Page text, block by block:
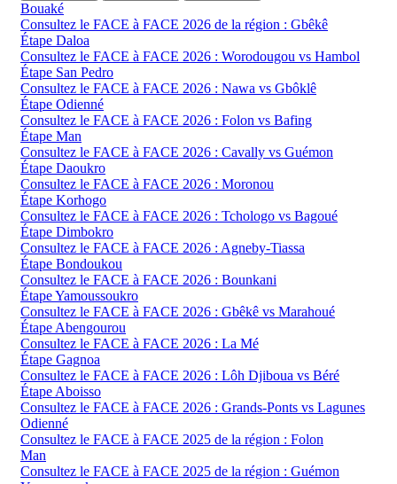
Bouaké
Consultez le FACE à FACE 2026 de la région : Gbêkê
Étape Daloa
Consultez le FACE à FACE 2026 : Worodougou vs Hambol
Étape San Pedro
Consultez le FACE à FACE 2026 : Nawa vs Gbôklê
Étape Odienné
Consultez le FACE à FACE 2026 : Folon vs Bafing
Étape Man
Consultez le FACE à FACE 2026 : Cavally vs Guémon
Étape Daoukro
Consultez le FACE à FACE 2026 : Moronou
Étape Korhogo
Consultez le FACE à FACE 2026 : Tchologo vs Bagoué
Étape Dimbokro
Consultez le FACE à FACE 2026 : Agneby-Tiassa
Étape Bondoukou
Consultez le FACE à FACE 2026 : Bounkani
Étape Yamoussoukro
Consultez le FACE à FACE 2026 : Gbêkê vs Marahoué
Étape Abengourou
Consultez le FACE à FACE 2026 : La Mé
Étape Gagnoa
Consultez le FACE à FACE 2026 : Lôh Djiboua vs Béré
Étape Aboisso
Consultez le FACE à FACE 2026 : Grands-Ponts vs Lagunes
Odienné
Consultez le FACE à FACE 2025 de la région : Folon
Man
Consultez le FACE à FACE 2025 de la région : Guémon